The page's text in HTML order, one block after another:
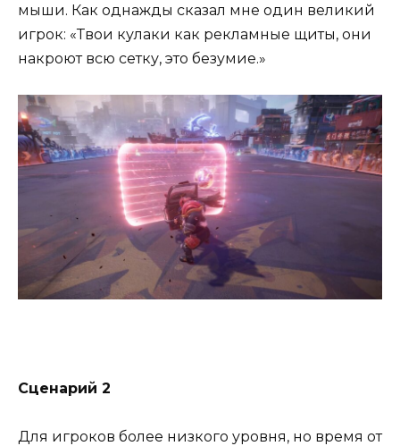
мыши. Как однажды сказал мне один великий
игрок: «Твои кулаки как рекламные щиты, они
накроют всю сетку, это безумие.»
Сценарий 2
Для игроков более низкого уровня, но время от